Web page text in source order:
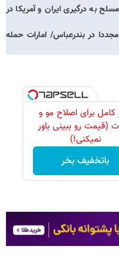
به درگیری ایران و آمریکا در
در بندرعباس/ امارات حمله
کامل برای اصلاح مو و
(قیمت رو ببینی باور
نمیکنی!)
باتخفیف بخر